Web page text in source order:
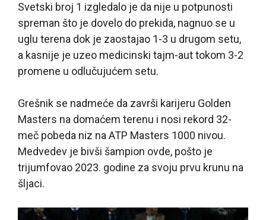
Svetski broj 1 izgledalo je da nije u potpunosti
spreman što je dovelo do prekida, nagnuo se u
uglu terena dok je zaostajao 1-3 u drugom setu,
a kasnije je uzeo medicinski tajm-aut tokom 3-2
promene u odlučujućem setu.
Grešnik se nadmeće da završi karijeru Golden
Masters na domaćem terenu i nosi rekord 32-
meč pobeda niz na ATP Masters 1000 nivou.
Medvedev je bivši šampion ovde, pošto je
trijumfovao 2023. godine za svoju prvu krunu na
šljaci.